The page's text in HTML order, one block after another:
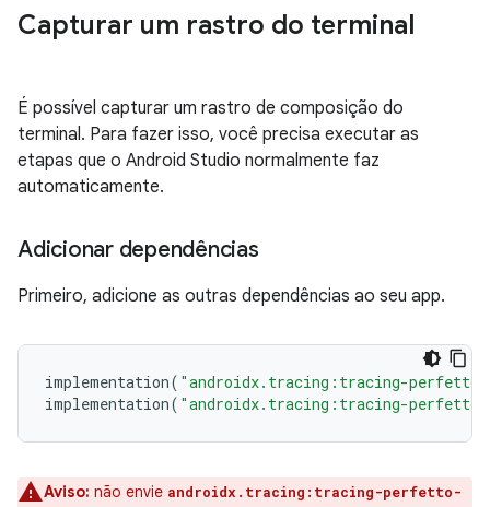
Capturar um rastro do terminal
É possível capturar um rastro de composição do
terminal. Para fazer isso, você precisa executar as
etapas que o Android Studio normalmente faz
automaticamente.
Adicionar dependências
Primeiro, adicione as outras dependências ao seu app.
implementation( "androidx.tracing:tracing-
implementation( "androidx.tracing:tracing-
Aviso: não envie androidx.tracing:tracing-perfetto-